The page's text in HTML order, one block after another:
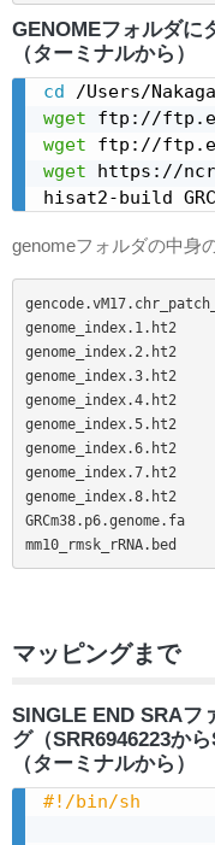
GENOMEフォルダに
（ターミナルから）
cd
wget
wget
wget https://
hisat2-build
genomeフォルダの中身
genome_index.1.ht2
genome_index.2.ht2
genome_index.3.ht2
genome_index.4.ht2
genome_index.5.ht2
genome_index.6.ht2
genome_index.7.ht2
genome_index.8.ht2
GRCm38.p6.genome.fa
mm10_rmsk_rRNA.bed
マッピングまで
SINGLE END SRAフ
グ（SRR6946223か
（ターミナルから）
#!/bin/sh